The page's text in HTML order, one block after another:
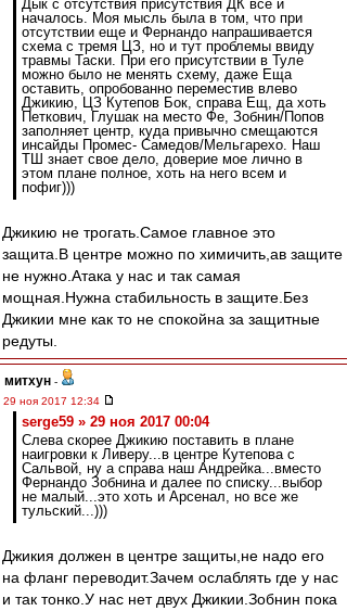
Дык с отсутствия присутствия ДК все и
началось. Моя мысль была в том, что при
отсутствии еще и Фернандо напрашивается
схема с тремя ЦЗ, но и тут проблемы ввиду
травмы Таски. При его присутствии в Туле
можно было не менять схему, даже Еща
оставить, опробованно переместив влево
Джикию, ЦЗ Кутепов Бок, справа Ещ, да хоть
Петкович, Глушак на место Фе, Зобнин/Попов
заполняет центр, куда привычно смещаются
инсайды Промес- Самедов/Мельгарехо. Наш
ТШ знает свое дело, доверие мое лично в
этом плане полное, хоть на него всем и
пофиг)))
Джикию не трогать.Самое главное это
защита.В центре можно по химичить,ав защите
не нужно.Атака у нас и так самая
мощная.Нужна стабильность в защите.Без
Джикии мне как то не спокойна за защитные
редуты.
митхун -
29 ноя 2017 12:34
serge59 » 29 ноя 2017 00:04
Слева скорее Джикию поставить в плане
наигровки к Ливеру...в центре Кутепова с
Сальвой, ну а справа наш Андрейка...вместо
Фернандо Зобнина и далее по списку...выбор
не малый...это хоть и Арсенал, но все же
тульский...)))
Джикия должен в центре защиты,не надо его
на фланг переводит.Зачем ослаблять где у нас
и так тонко.У нас нет двух Джикии.Зобнин пока